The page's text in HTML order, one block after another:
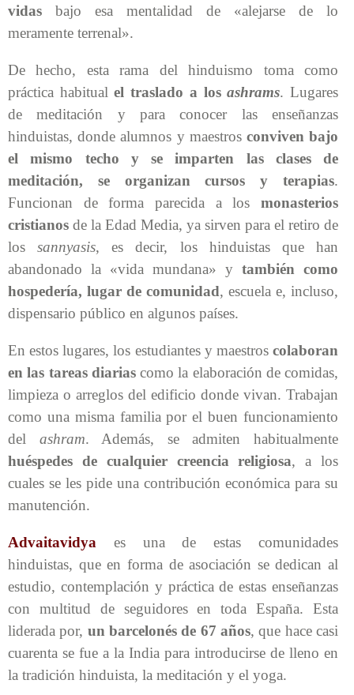
vidas bajo esa mentalidad de «alejarse de lo
meramente terrenal».
De hecho, esta rama del hinduismo toma como
práctica habitualel traslado a losashrams. Lugares
de meditación y para conocer las enseñanzas
hinduistas, donde alumnos y maestros conviven bajo
el mismo techo y se imparten las clases de
meditación, se organizan cursos y terapias.
Funcionan de forma parecida a los monasterios
cristianos de la Edad Media, ya sirven para el retiro de
lossannyasis, es decir, los hinduistas que han
abandonado la «vida mundana» y también como
hospedería, lugar de comunidad, escuela e, incluso,
dispensario público en algunos países.
En estos lugares, los estudiantes y maestros colaboran
en las tareas diariascomo la elaboración de comidas,
limpieza o arreglos del edificio donde vivan. Trabajan
como una misma familia por el buen funcionamiento
del ashram. Además, se admiten habitualmente
huéspedes de cualquier creencia religiosa, a los
cuales se les pide una contribución económica para su
manutención.
Advaitavidya es una de estas comunidades
hinduistas, que en forma de asociación se dedican al
estudio, contemplación y práctica de estas enseñanzas
con multitud de seguidores en toda España. Esta
liderada por, un barcelonés de 67 años, que hace casi
cuarenta se fue a la India para introducirse de lleno en
la tradición hinduista, la meditación y el yoga.